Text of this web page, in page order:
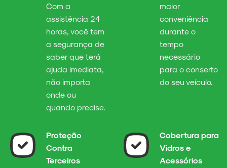
Com a
assistência 24
horas, você tem
a segurança de
saber que terá
ajuda imediata,
não importa
onde ou
quando precise.
maior
conveniência
durante o
tempo
necessário
para o conserto
do seu veículo.
Proteção
Contra
Terceiros
Cobertura para
Vidros e
Acessórios